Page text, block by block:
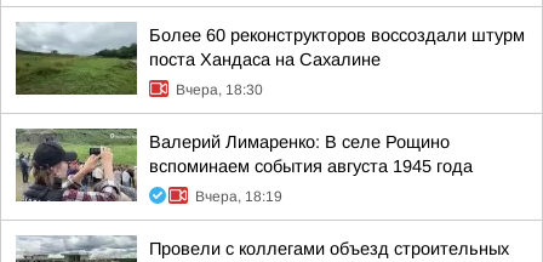
Более 60 реконструкторов воссоздали штурм
поста Хандаса на Сахалине
Вчера, 18:30
Валерий Лимаренко: В селе Рощино
вспоминаем события августа 1945 года
Вчера, 18:19
Провели с коллегами объезд строительных